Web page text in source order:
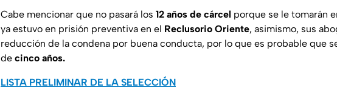
Cabe mencionar que no pasará los 12 años de cárcel porque se le tomarán
ya estuvo en prisión preventiva en el Reclusorio Oriente, asimismo, sus
reducción de la condena por buena conducta, por lo que es probable que
de cinco años.
LISTA PRELIMINAR DE LA SELECCIÓN